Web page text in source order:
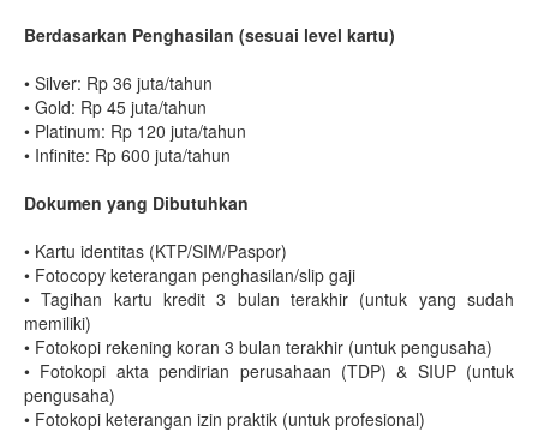
Berdasarkan Penghasilan (sesuai level kartu)
• Silver: Rp 36 juta/tahun
• Gold: Rp 45 juta/tahun
• Platinum: Rp 120 juta/tahun
• Infinite: Rp 600 juta/tahun
Dokumen yang Dibutuhkan
• Kartu identitas (KTP/SIM/Paspor)
• Fotocopy keterangan penghasilan/slip gaji
• Tagihan kartu kredit 3 bulan terakhir (untuk yang sudah
memiliki)
• Fotokopi rekening koran 3 bulan terakhir (untuk pengusaha)
• Fotokopi akta pendirian perusahaan (TDP) & SIUP (untuk
pengusaha)
• Fotokopi keterangan izin praktik (untuk profesional)